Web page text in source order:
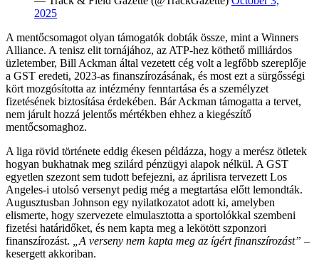
2025
A mentőcsomagot olyan támogatók dobták össze, mint a Winners
Alliance. A tenisz elit tornájához, az ATP-hez köthető milliárdos
üzletember, Bill Ackman által vezetett cég volt a legfőbb szereplője
a GST eredeti, 2023-as finanszírozásának, és most ezt a sürgősségi
kört mozgósította az intézmény fenntartása és a személyzet
fizetésének biztosítása érdekében. Bár Ackman támogatta a tervet,
nem járult hozzá jelentős mértékben ehhez a kiegészítő
mentőcsomaghoz.
A liga rövid története eddig ékesen példázza, hogy a merész ötletek
hogyan bukhatnak meg szilárd pénzügyi alapok nélkül. A GST
egyetlen szezont sem tudott befejezni, az áprilisra tervezett Los
Angeles-i utolsó versenyt pedig még a megtartása előtt lemondták.
Augusztusban Johnson egy nyilatkozatot adott ki, amelyben
elismerte, hogy szervezete elmulasztotta a sportolókkal szembeni
fizetési határidőket, és nem kapta meg a lekötött szponzori
finanszírozást.
„A verseny nem kapta meg az ígért finanszírozást” –
kesergett akkoriban.